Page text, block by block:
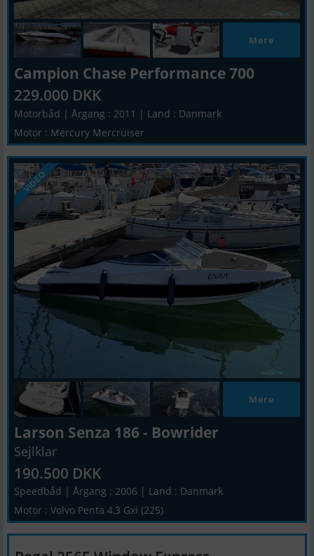
Mere
Campion Chase Performance 700
229.000 DKK
Motorbåd | Årgang : 2011 | Land : Danmark
Motor : Mercury Mercruiser
VIDEO
Mere
Larson Senza 186 - Bowrider
Sejlklar
190.500 DKK
Speedbåd | Årgang : 2006 | Land : Danmark
Motor : Volvo Penta 4,3 Gxi (225)